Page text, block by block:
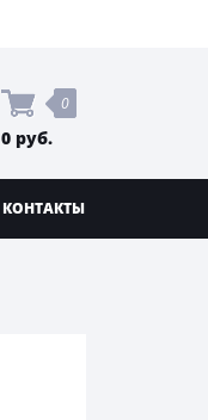
0
0 руб.
КОНТАКТЫ